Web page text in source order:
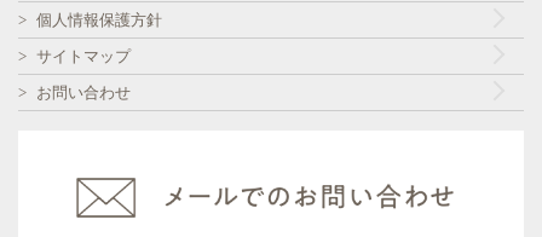
個人情報保護方針
サイトマップ
お問い合わせ